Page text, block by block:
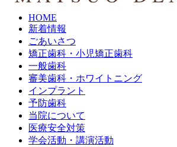
HOME
新着情報
ごあいさつ
矯正歯科・小児矯正歯科
一般歯科
審美歯科・ホワイトニング
インプラント
予防歯科
当院について
医療安全対策
学会活動・講演活動